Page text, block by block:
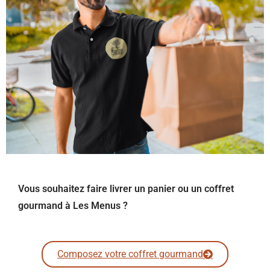
Vous souhaitez faire livrer un panier ou un coffret
gourmand à Les Menus ?
Composez votre coffret gourmand